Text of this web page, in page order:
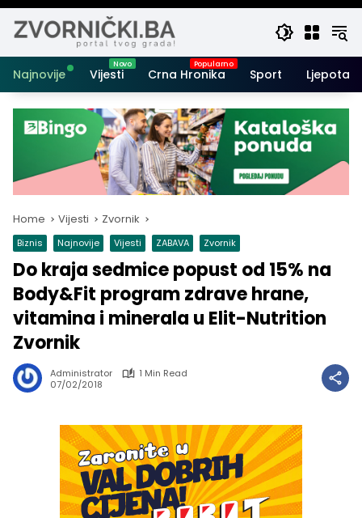
Najnovije Vijesti Crna Hronika Sport Ljepota i
Home Vijesti Zvornik
Biznis Najnovije Vijesti ZABAVA Zvornik
Do kraja sedmice popust od 15% na
Body&Fit program zdrave hrane,
vitamina i minerala u Elit-Nutrition
Zvornik
Administrator
1 Min Read
07/02/2018